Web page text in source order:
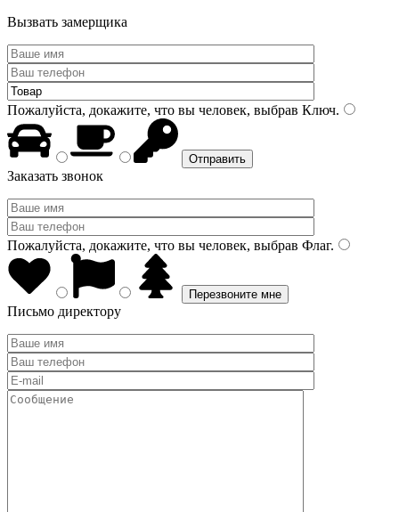
Вызвать замерщика
Пожалуйста, докажите, что вы человек, выбрав Ключ.
Заказать звонок
Пожалуйста, докажите, что вы человек, выбрав Флаг.
Письмо директору